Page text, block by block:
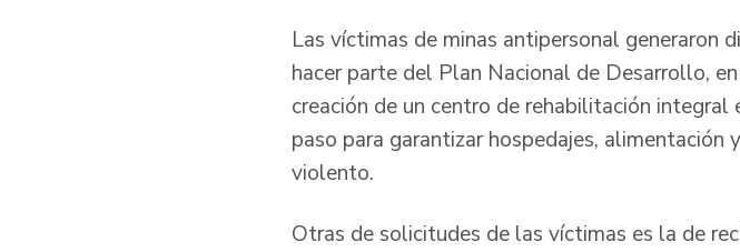
Las víctimas de minas antipersonal generaron
hacer parte del Plan Nacional de Desarrollo,
creación de un centro de rehabilitación
paso para garantizar hospedajes,
violento.
Otras de solicitudes de las víctimas es la de